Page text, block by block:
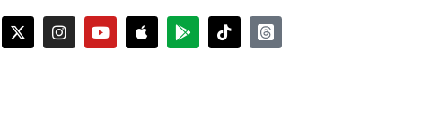
5 horas ago